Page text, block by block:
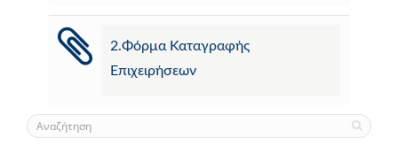
2.Φόρμα Καταγραφής
Επιχειρήσεων